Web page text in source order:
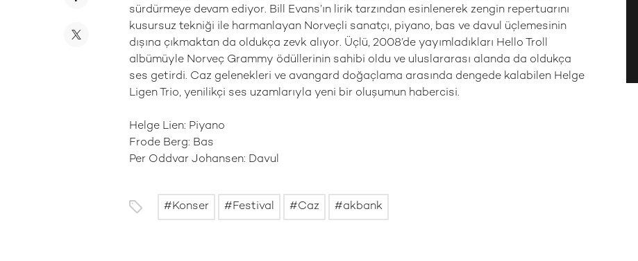
sürdürmeye devam ediyor. Bill Evans’ın lirik tarzından esinlenerek zengin repertuarını
kusursuz tekniği ile harmanlayan Norveçli sanatçı, piyano, bas ve davul üçlemesinin
dışına çıkmaktan da oldukça zevk alıyor. Üçlü, 2008’de yayımladıkları Hello Troll
albümüyle Norveç Grammy ödüllerinin sahibi oldu ve uluslararası alanda da oldukça
ses getirdi. Caz gelenekleri ve avangard doğaçlama arasında dengede kalabilen Helge
Ligen Trio, yenilikçi ses uzamlarıyla yeni bir oluşumun habercisi.
Helge Lien: Piyano
Frode Berg: Bas
Per Oddvar Johansen: Davul
Konser Festival Caz akbank